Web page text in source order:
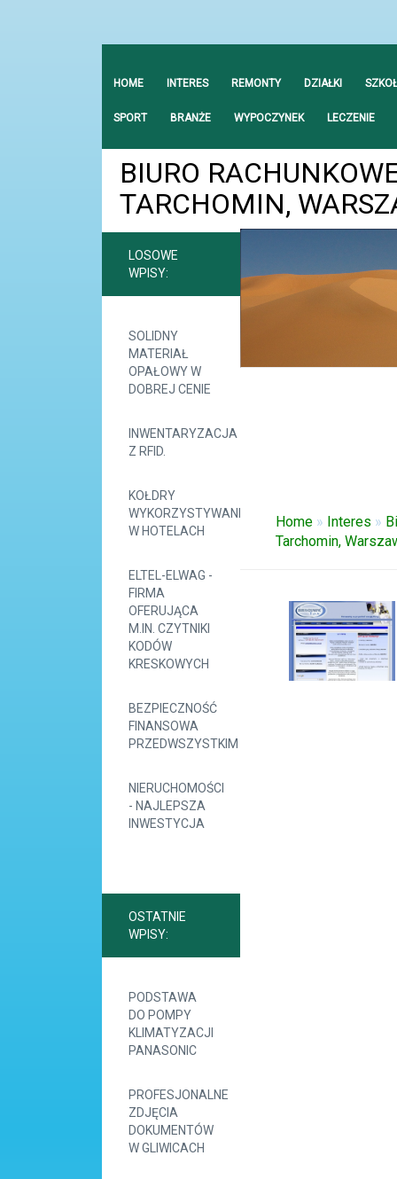
HOME INTERES REMONTY DZIAŁKI
SPORT BRANŻE WYPOCZYNEK LECZENIE
BIURO
TARCHOMIN,
LOSOWE
WPISY:
SOLIDNY
MATERIAŁ
OPAŁOWY W
DOBREJ CENIE
INWENTARYZACJA
Z RFID.
KOŁDRY
WYKORZYSTYWANE
W HOTELACH
ELTEL-ELWAG -
FIRMA
OFERUJĄCA
M.IN. CZYTNIKI
KODÓW
KRESKOWYCH
BEZPIECZNOŚĆ
FINANSOWA
PRZEDWSZYSTKIM
NIERUCHOMOŚCI
- NAJLEPSZA
INWESTYCJA
OSTATNIE
WPISY:
PODSTAWA
DO POMPY
KLIMATYZACJI
PANASONIC
PROFESJONALNE
ZDJĘCIA
DOKUMENTÓW
W GLIWICACH
Home » Interes »
Tarchomin,